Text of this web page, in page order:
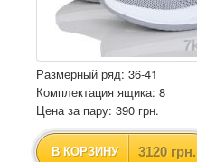
Размерный ряд: 36-41
Комплектация ящика: 8
Цена за пару: 390 грн.
В КОРЗИНУ 3120 грн.